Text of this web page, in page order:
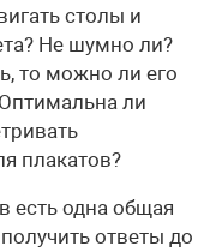
столы и
Не шумно ли?
то можно ли его
ли
плакатов?
есть одна общая
ответы до